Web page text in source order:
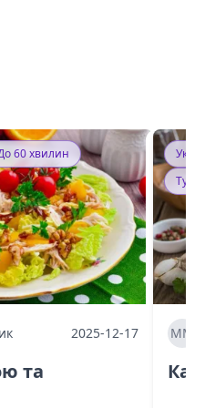
60 хвилин
2025-12-17
та
ММ